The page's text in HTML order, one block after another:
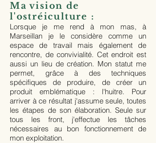
Ma vision de
l'ostréiculture :
Lorsque je me rend à mon mas, à
Marseillan je le considère comme un
espace de travail mais également de
rencontre, de convivialité. Cet endroit est
aussi un lieu de création. Mon statut me
permet, grâce à des techniques
spécifiques de produire, de créer un
produit emblématique : l'huitre. Pour
arriver à ce résultat j'assume seule, toutes
les étapes de son élaboration. Seule sur
tous les front, j'effectue les tâches
nécessaires au bon fonctionnement de
mon exploitation.